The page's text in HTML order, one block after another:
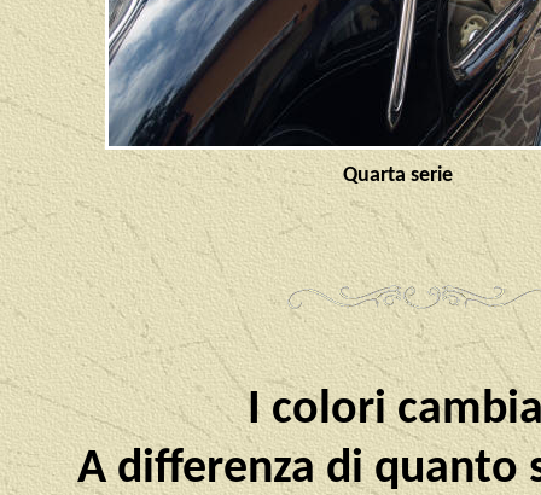
Quarta serie
I colori
A differenza di quanto